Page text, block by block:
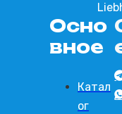
Осно
вное
Катал
ог